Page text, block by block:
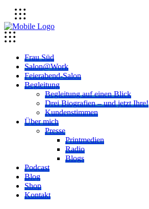
Frau Süd
Salon@Work
Feierabend-Salon
Begleitung
Begleitung auf einen Blick
Drei Biografien – und jetzt Ihre!
Kundenstimmen
Über mich
Presse
Printmedien
Radio
Blogs
Podcast
Blog
Shop
Kontakt